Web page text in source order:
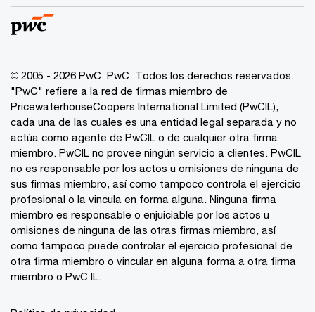
© 2005 - 2026 PwC. PwC. Todos los derechos reservados.
"PwC" refiere a la red de firmas miembro de
PricewaterhouseCoopers International Limited (PwCIL),
cada una de las cuales es una entidad legal separada y no
actúa como agente de PwCIL o de cualquier otra firma
miembro. PwCIL no provee ningún servicio a clientes. PwCIL
no es responsable por los actos u omisiones de ninguna de
sus firmas miembro, así como tampoco controla el ejercicio
profesional o la vincula en forma alguna. Ninguna firma
miembro es responsable o enjuiciable por los actos u
omisiones de ninguna de las otras firmas miembro, así
como tampoco puede controlar el ejercicio profesional de
otra firma miembro o vincular en alguna forma a otra firma
miembro o PwC IL.